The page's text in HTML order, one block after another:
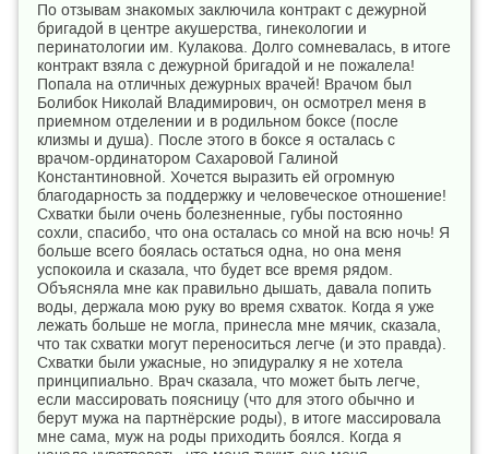
По отзывам знакомых заключила контракт с дежурной
бригадой в центре акушерства, гинекологии и
перинатологии им. Кулакова. Долго сомневалась, в итоге
контракт взяла с дежурной бригадой и не пожалела!
Попала на отличных дежурных врачей! Врачом был
Болибок Николай Владимирович, он осмотрел меня в
приемном отделении и в родильном боксе (после
клизмы и душа). После этого в боксе я осталась с
врачом-ординатором Сахаровой Галиной
Константиновной. Хочется выразить ей огромную
благодарность за поддержку и человеческое отношение!
Схватки были очень болезненные, губы постоянно
сохли, спасибо, что она осталась со мной на всю ночь! Я
больше всего боялась остаться одна, но она меня
успокоила и сказала, что будет все время рядом.
Объясняла мне как правильно дышать, давала попить
воды, держала мою руку во время схваток. Когда я уже
лежать больше не могла, принесла мне мячик, сказала,
что так схватки могут переноситься легче (и это правда).
Схватки были ужасные, но эпидуралку я не хотела
принципиально. Врач сказала, что может быть легче,
если массировать поясницу (что для этого обычно и
берут мужа на партнёрские роды), в итоге массировала
мне сама, муж на роды приходить боялся. Когда я